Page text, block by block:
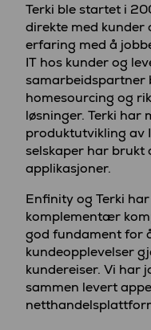
Terki ble startet i
direkte med kunder
erfaring med å
IT hos kunder og
samarbeidspartner
homesourcing og
løsninger. Terki har
produktutvikling av
selskaper har brukt
applikasjoner.
Enfinity og Terki
komplementær
god fundament for
kundeopplevelser
kundereiser. Vi har
sammen levert